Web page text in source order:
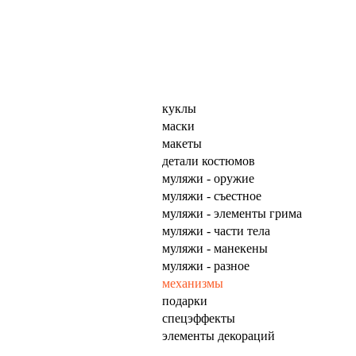
куклы
маски
макеты
детали костюмов
муляжи - оружие
муляжи - съестное
муляжи - элементы грима
муляжи - части тела
муляжи - манекены
муляжи - разное
механизмы
подарки
спецэффекты
элементы декораций